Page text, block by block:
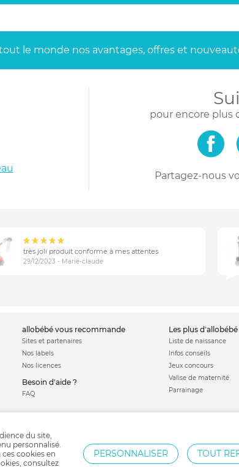
le monde nos avantages, offres et
pour encore plus
Partagez-nous
très joli produit conforme à mes attentes
29/12/2023 - Marie-claude
allobébé vous recommande
Sites et partenaires
Nos labels
Nos licences
Besoin d'aide ?
FAQ
les plus d'allobébé
Liste de naissance
Infos conseils
Jeux concours
Valise de maternité
Parrainage
du site,
personnalisé.
cookies en
consultez
PERSONNALISER TOUT